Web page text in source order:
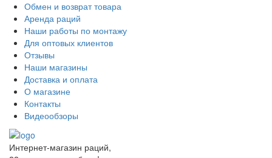
Обмен и возврат товара
Аренда раций
Наши работы по монтажу
Для оптовых клиентов
Отзывы
Наши магазины
Доставка и оплата
О магазине
Контакты
Видеообзоры
Интернет-магазин раций,